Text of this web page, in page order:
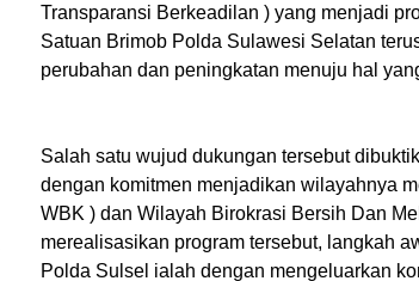
Transparansi Berkeadilan ) yang menjadi
Satuan Brimob Polda Sulawesi Selatan
perubahan dan peningkatan menuju hal
Salah satu wujud dukungan tersebut
dengan komitmen menjadikan wilayahnya
WBK ) dan Wilayah Birokrasi Bersih Dan
merealisasikan program tersebut, langkah
Polda Sulsel ialah dengan mengeluarkan